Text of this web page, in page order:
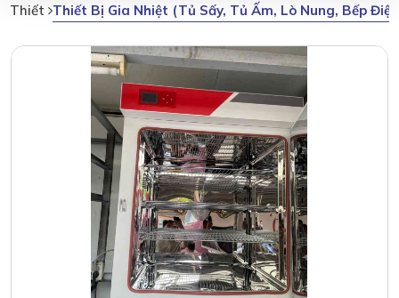
Thiết BịThiết Bị Gia Nhiệt (tủ Sấy, Tủ Ấm, Lò Nung, Bếp